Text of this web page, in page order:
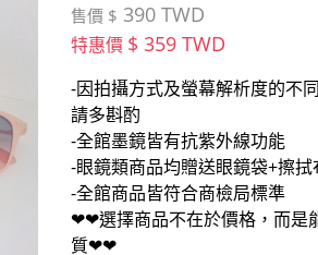
售價 $ 390 TWD
特惠價 $ 359 TWD
-因拍攝方式及螢幕解析度的不
請多斟酌
-全館墨鏡皆有抗紫外線功能
-眼鏡類商品均贈送眼鏡袋+擦拭
-全館商品皆符合商檢局標準
❤❤選擇商品不在於價格，而是
質❤❤